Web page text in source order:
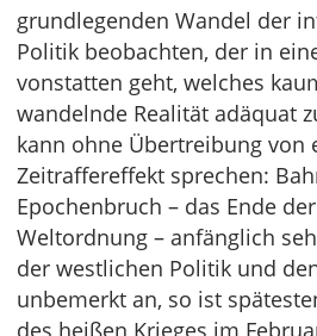
grundlegenden Wandel der
Politik beobachten, der in
vonstatten geht, welches
wandelnde Realität adäquat
kann ohne Übertreibung von
Zeitraffereffekt sprechen:
Epochenbruch – das Ende
Weltordnung – anfänglich
der westlichen Politik und
unbemerkt an, so ist
des heißen Krieges im